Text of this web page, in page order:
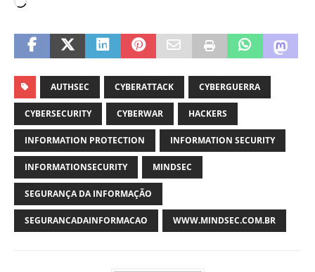
AUTHSEC CYBERATTACK CYBERGUERRA
CYBERSECURITY CYBERWAR HACKERS
INFORMATION PROTECTION INFORMATION SECURITY
INFORMATIONSECURITY MINDSEC
SEGURANÇA DA INFORMAÇÃO
SEGURANCADAINFORMACAO WWW.MINDSEC.COM.BR